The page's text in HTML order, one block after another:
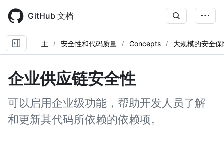
main
content
GitHub 文档
主 安全性和代码质量 Concepts 大规模的安全保
企业供应链安全性
可以启用企业级功能，帮助开发人员了解
和更新其代码所依赖的依赖项。